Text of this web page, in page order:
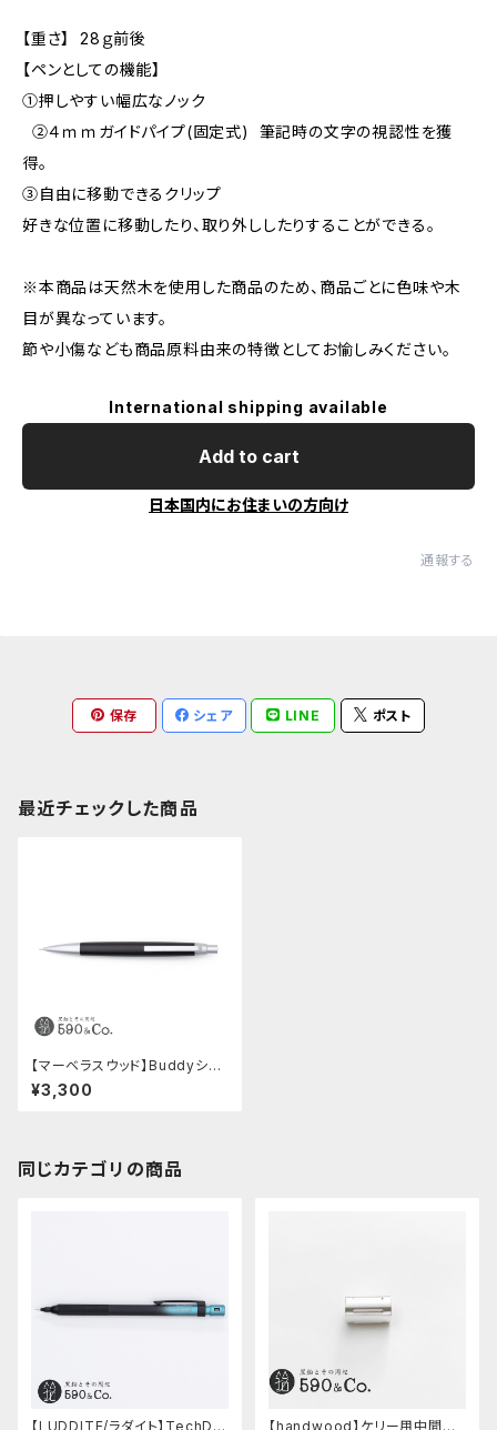
【重さ】 28ｇ前後
【ペンとしての機能】
①押しやすい幅広なノック
②４ｍｍガイドパイプ(固定式) 筆記時の文字の視認性を獲
得。
③自由に移動できるクリップ
好きな位置に移動したり、取り外ししたりすることができる。
※本商品は天然木を使用した商品のため、商品ごとに色味や木
目が異なっています。
節や小傷なども商品原料由来の特徴としてお愉しみください。
International shipping available
Add to cart
日本国内にお住まいの方向け
通報する
保存 シェア LINE ポスト
最近チェックした商品
【マーベラスウッド】Buddyシャ
ープペンシル 0.5ｍｍ (ブラッ
クウッド/シルバー)
¥3,300
同じカテゴリの商品
【LUDDITE/ラダイト】TechDra 【handwood】ケリー用中間パ